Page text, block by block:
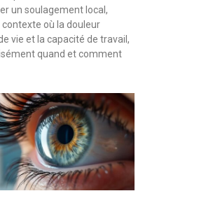
un soulagement local,
où la douleur
vie et la capacité de travail,
quand et comment